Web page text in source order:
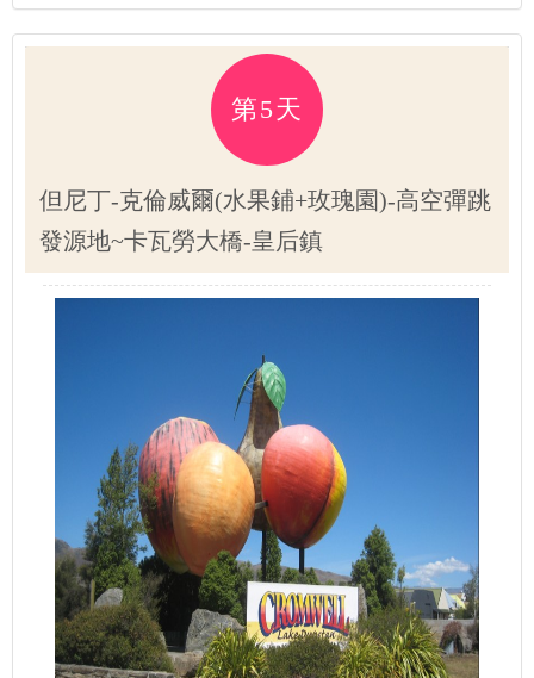
第5天
但尼丁-克倫威爾(水果鋪+玫瑰園)-高空彈跳
發源地~卡瓦勞大橋-皇后鎮